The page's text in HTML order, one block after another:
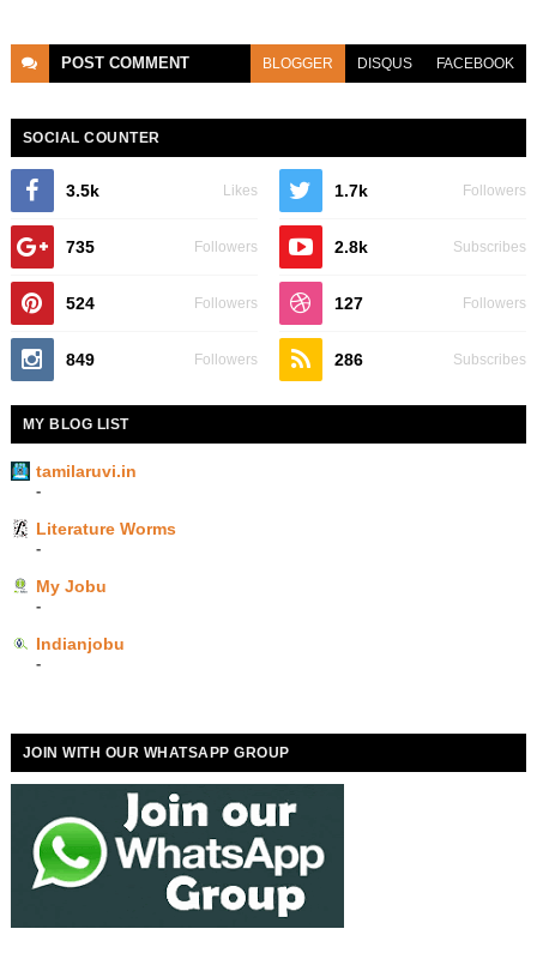
POST COMMENT BLOGGER DISQUS FACEBOOK
SOCIAL COUNTER
3.5k Likes 1.7k Followers
735 Followers 2.8k Subscribes
524 Followers 127 Followers
849 Followers 286 Subscribes
MY BLOG LIST
tamilaruvi.in
-
Literature Worms
-
My Jobu
-
Indianjobu
-
JOIN WITH OUR WHATSAPP GROUP